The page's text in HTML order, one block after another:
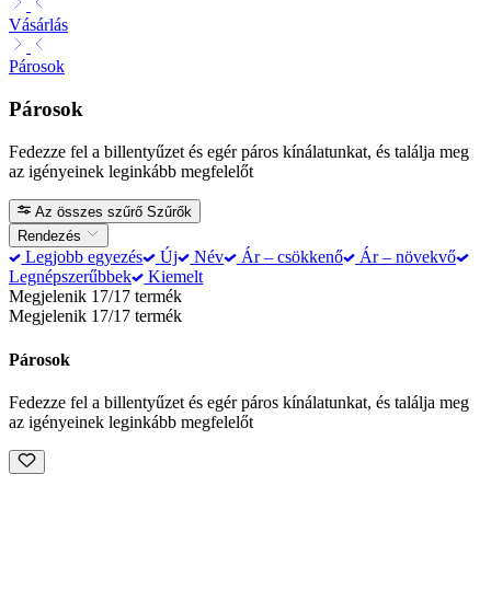
Vásárlás
Párosok
Párosok
Fedezze fel a billentyűzet és egér páros kínálatunkat, és találja meg
az igényeinek leginkább megfelelőt
Az összes szűrő Szűrők
Rendezés
Legjobb egyezés Új Név Ár – csökkenő
Ár – növekvő
Legnépszerűbbek
Kiemelt
Megjelenik 17/17 termék
Megjelenik 17/17 termék
Párosok
Fedezze fel a billentyűzet és egér páros kínálatunkat, és találja meg
az igényeinek leginkább megfelelőt